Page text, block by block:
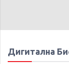
Дигитална